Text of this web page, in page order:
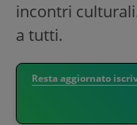
incontri
a tutti.
Resta aggiornato